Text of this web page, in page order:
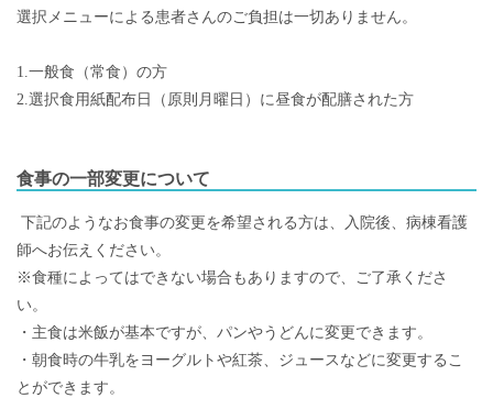
選択メニューによる患者さんのご負担は一切ありません。
1.一般食（常食）の方
2.選択食用紙配布日（原則月曜日）に昼食が配膳された方
食事の一部変更について
下記のようなお食事の変更を希望される方は、入院後、病棟看護
師へお伝えください。
※食種によってはできない場合もありますので、ご了承くださ
い。
・主食は米飯が基本ですが、パンやうどんに変更できます。
・朝食時の牛乳をヨーグルトや紅茶、ジュースなどに変更するこ
とができます。